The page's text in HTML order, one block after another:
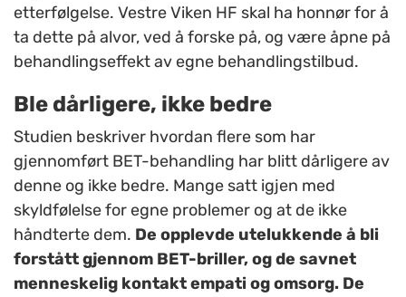
etterfølgelse. Vestre Viken HF skal ha honnør for å
ta dette på alvor, ved å forske på, og være åpne på
behandlingseffekt av egne behandlingstilbud.
Ble dårligere, ikke bedre
Studien beskriver hvordan flere som har
gjennomført BET-behandling har blitt dårligere av
denne og ikke bedre. Mange satt igjen med
skyldfølelse for egne problemer og at de ikke
håndterte dem. De opplevde utelukkende å bli
forstått gjennom BET-briller, og de savnet
menneskelig kontakt empati og omsorg. De